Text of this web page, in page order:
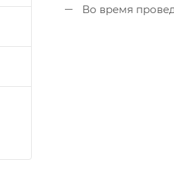
Во время